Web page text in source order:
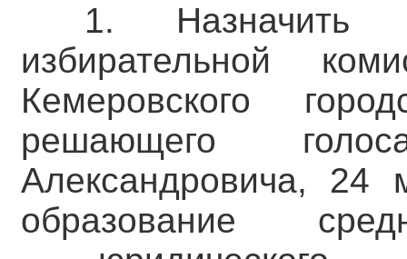
1. Назначить
избирательной
Кемеровского
решающего
Александровича, 24
образование